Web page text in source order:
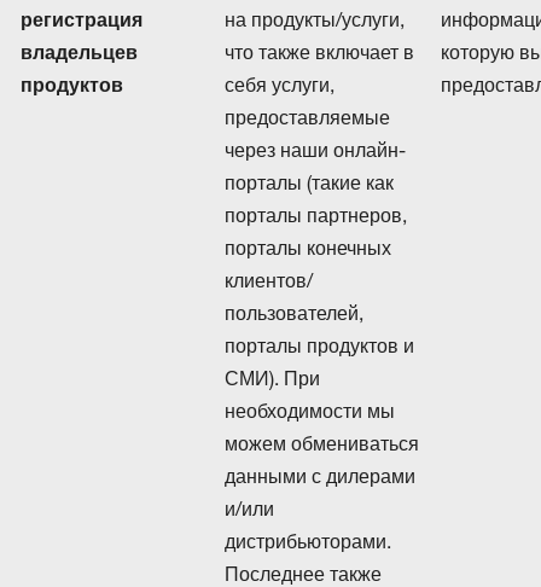
регистрация
владельцев
продуктов
на продукты/услуги,
что также включает в
себя услуги,
предоставляемые
через наши онлайн-
порталы (такие как
порталы партнеров,
порталы конечных
клиентов/
пользователей,
порталы продуктов и
СМИ). При
необходимости мы
можем обмениваться
данными с дилерами
и/или
дистрибьюторами.
Последнее также
которую